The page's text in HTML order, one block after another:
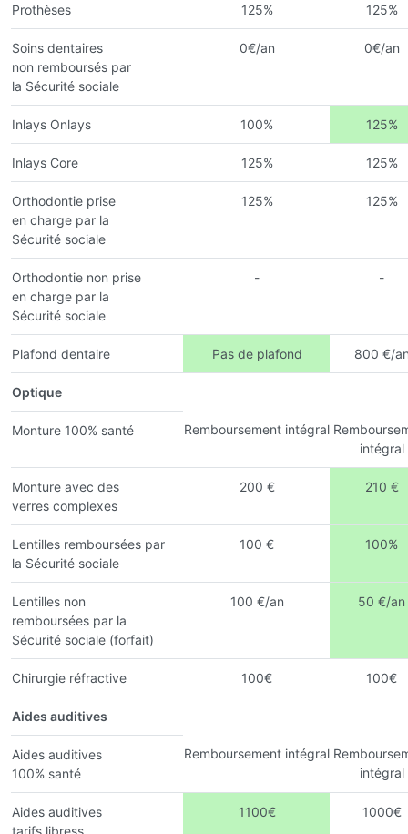
Prothèses 125% 125%
Soins dentaires
non remboursés par
la Sécurité sociale
0€/an 0€/an
Inlays Onlays 100% 125%
Inlays Core 125% 125%
Orthodontie prise
en charge par la
Sécurité sociale
125% 125%
Orthodontie non prise
en charge par la
Sécurité sociale
- -
Plafond dentaire Pas de plafond 800 €/
Optique
Monture 100% santé Remboursement intégral
intégral
Monture avec des
verres complexes
200 € 210 €
Lentilles remboursées par
la Sécurité sociale
100 € 100%
Lentilles non
remboursées par la
Sécurité sociale (forfait)
100 €/an 50 €/an
Chirurgie réfractive 100€ 100€
Aides auditives
Aides auditives
100% santé
Remboursement intégral
intégral
Aides auditives
tarifs libress
1100€ 1000€